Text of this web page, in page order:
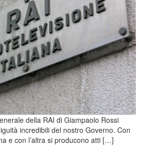
della RAI di Giampaolo Rossi
incredibili del nostro Governo. Con
e con l’altra si producono atti […]